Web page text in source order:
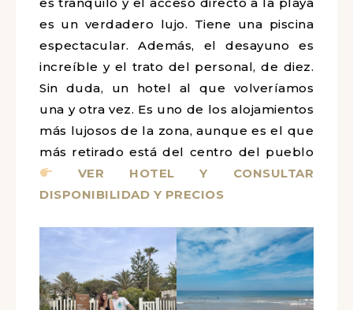
es un verdadero lujo. Tiene una piscina
espectacular. Además, el desayuno es
increíble y el trato del personal, de diez.
Sin duda, un hotel al que volveríamos
una y otra vez. Es uno de los alojamientos
más lujosos de la zona, aunque es el que
más retirado está del centro del pueblo
VER HOTEL Y CONSULTAR
DISPONIBILIDAD Y PRECIOS